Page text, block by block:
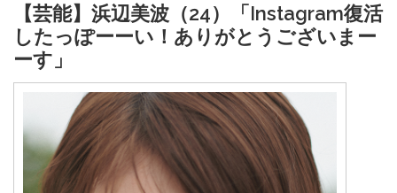
【芸能】浜辺美波（24）「Instagram復活
したっぽーーい！ありがとうございまー
ーす」